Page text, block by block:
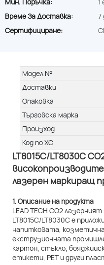
Време За Доставка:
7
Сертифициране:
Модел №
Доставки
Опаковка
Търговска марка
Произход
Код по ХС
LT8015C/LT8030C
лазерен маркиращ
1. Описание на продукта
LEAD TECH CO2
LT8015C/LT8030C е
напитковата,
екструзионната
картон, стъкло,
етикети, PET и други